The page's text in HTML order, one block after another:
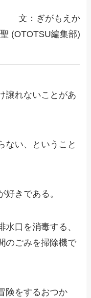
文：ぎがもえか
(OTOTSU編集部)
譲れないことがあ
ない、ということ
きである。
水口を消毒する、
のごみを掃除機で
険をするおつか